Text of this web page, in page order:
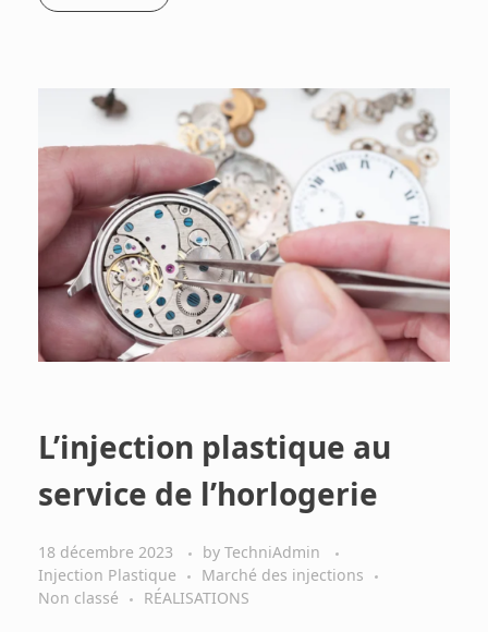
L’injection plastique au
service de l’horlogerie
18 décembre 2023 by TechniAdmin
Injection Plastique
Marché des injections
Non classé
RÉALISATIONS